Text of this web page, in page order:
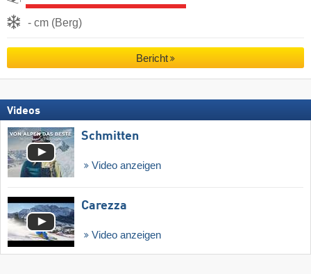
- cm (Berg)
Bericht
Videos
Schmitten
Video anzeigen
Carezza
Video anzeigen